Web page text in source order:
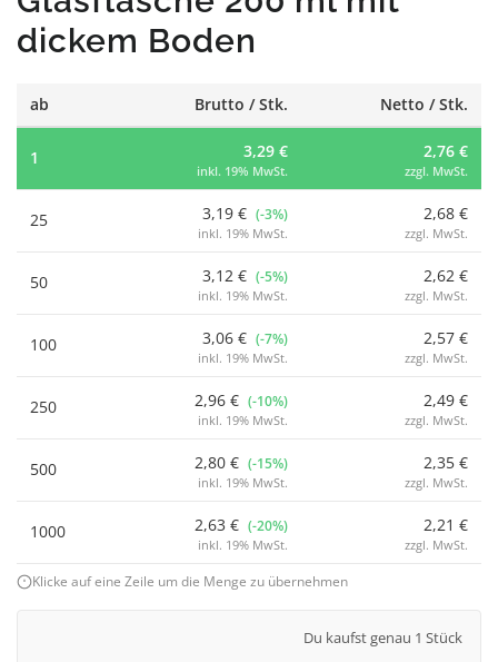
dickem Boden
ab Brutto / Stk. Netto / Stk.
1 3,29 €
inkl. 19% MwSt.
2,76 €
zzgl. MwSt.
25 3,19 € (-3%)
inkl. 19% MwSt.
2,68 €
zzgl. MwSt.
50 3,12 € (-5%)
inkl. 19% MwSt.
2,62 €
zzgl. MwSt.
100 3,06 € (-7%)
inkl. 19% MwSt.
2,57 €
zzgl. MwSt.
250 2,96 € (-10%)
inkl. 19% MwSt.
2,49 €
zzgl. MwSt.
500 2,80 € (-15%)
inkl. 19% MwSt.
2,35 €
zzgl. MwSt.
1000 2,63 € (-20%)
inkl. 19% MwSt.
2,21 €
zzgl. MwSt.
Klicke auf eine Zeile um die Menge zu übernehmen
Du kaufst genau 1 Stück